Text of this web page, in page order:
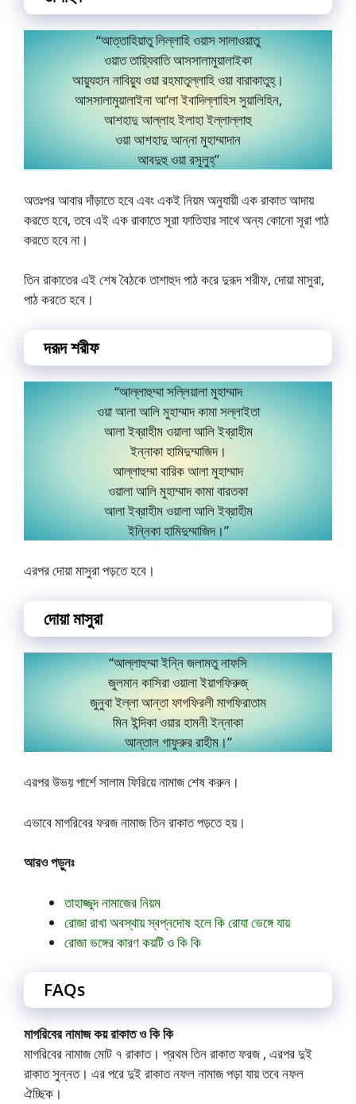
“আত্তাহিয়াতু লিল্লাহি ওয়াস সালাওয়াতু
ওয়াত তায়্যিবাতি আসসালামুয়ালাইকা
আয়্যুহান নাবিয়্যু ওয়া রহমাতুল্লাহি ওয়া বারাকাতুহ্।
আসসালামুয়ালাইনা আ’লা ইবাদিল্লাহিস সুয়ালিহিন,
আশহাদু আল্লাহ ইলাহা ইল্লাল্লাহু
ওয়া আশহাদু আন্না মুহাম্মাদান
আবদুহু ওয়া রসূলুহ্”
অতঃপর আবার দাঁড়াতে হবে এবং একই নিয়ম অনুযায়ী এক রাকাত আদায়
করতে হবে, তবে এই এক রাকাতে সূরা ফাতিহার সাথে অন্য কোনো সূরা পাঠ
করতে হবে না।
তিন রাকাতের এই শেষ বৈঠকে তাশাহুদ পাঠ করে দুরূদ শরীফ, দোয়া মাসুরা,
পাঠ করতে হবে।
দরূদ শরীফ
“আল্লাহুম্মা সল্লিয়ালা মুহাম্মাদ
ওয়া আলা আলি মুহাম্মাদ কামা সল্লাইতা
আলা ইব্রাহীম ওয়ালা আলি ইব্রাহীম
ইন্নাকা হামিদুম্মাজিদ।
আল্লাহুম্মা বারিক আলা মুহাম্মাদ
ওয়ালা আলি মুহাম্মাদ কামা বারতকা
আলা ইব্রাহীম ওয়ালা আলি ইব্রাহীম
ইন্নিকা হামিদুম্মাজিদ।”
এরপর দোয়া মাসুরা পড়তে হবে।
দোয়া মাসুরা
“আল্লাহুম্মা ইন্নি জলামতু নাফসি
জুলমান কাসিরা ওয়ালা ইয়াগফিরুজ্
জুনুবা ইল্লা আন্তা ফাগফিরলী মাগফিরাতাম
মিন ইন্দিকা ওয়ার হামনী ইন্নাকা
আন্তাল গাফুরুর রাহীম।”
এরপর উভয় পার্শে সালাম ফিরিয়ে নামাজ শেষ করুন।
এভাবে মাগরিবের ফরজ নামাজ তিন রাকাত পড়তে হয়।
আরও পড়ুনঃ
তাহাজ্জুদ নামাজের নিয়ম
রোজা রাখা অবস্থায় স্বপ্নদোষ হলে কি রোযা ভেঙ্গে যায়
রোজা ভঙ্গের কারণ কয়টি ও কি কি
FAQs
মাগরিবের নামাজ কয় রাকাত ও কি কি
মাগরিবের নামাজ মোট ৭ রাকাত। প্রথম তিন রাকাত ফরজ , এরপর দুই
রাকাত সুন্নত। এর পরে দুই রাকাত নফল নামাজ পড়া যায় তবে নফল
ঐচ্ছিক।